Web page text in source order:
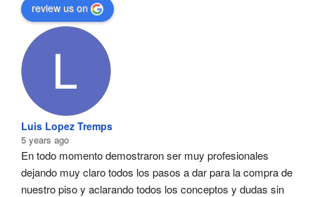
review us on
Luis Lopez Tremps
5 years ago
En todo momento demostraron ser muy profesionales
dejando muy claro todos los pasos a dar para la compra de
nuestro piso y aclarando todos los conceptos y dudas sin